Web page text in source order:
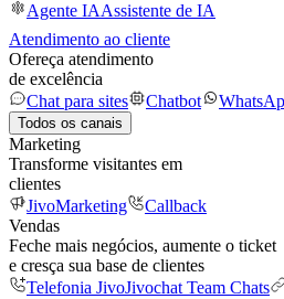
Agente IAAssistente de IA
Atendimento ao cliente
Ofereça atendimento
de excelência
Chat para sites
Chatbot
Todos os canais
Marketing
Transforme visitantes em
clientes
JivoMarketing
Callback
Vendas
Feche mais negócios, aumente o ticket
e cresça sua base de clientes
Telefonia JivoJivochat Team Chats